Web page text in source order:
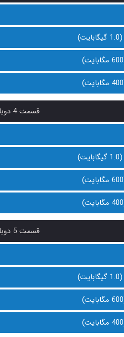
قسمت 4 دوبله فارسی
قسمت 5 دوبله فارسی